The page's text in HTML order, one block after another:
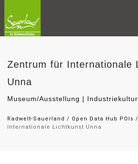
Zentrum für Internationale
Unna
Museum/Ausstellung |
Radwelt-Sauerland / Open Data Hub POIs /
Internationale Lichtkunst Unna